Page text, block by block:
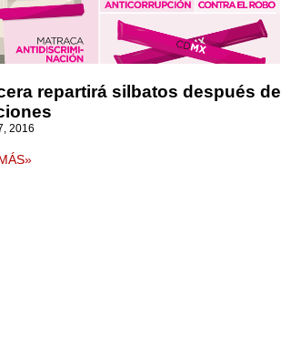
repartirá silbatos después de
2016